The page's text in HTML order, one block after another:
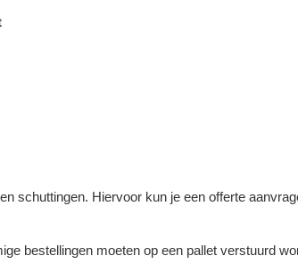
schuttingen. Hiervoor kun je een offerte
bestellingen moeten op een pallet verstuurd